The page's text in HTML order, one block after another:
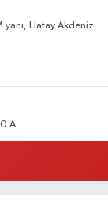
yanı, Hatay Akdeniz
A